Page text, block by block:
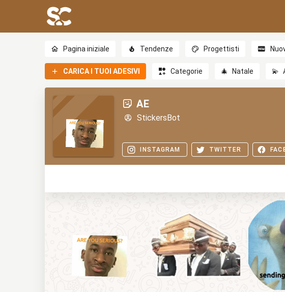
Pagina iniziale Tendenze Progettisti
CARICA I TUOI ADESIVI Categorie 🎄 Natale 💫
AE
StickersBot
INSTAGRAM TWITTER